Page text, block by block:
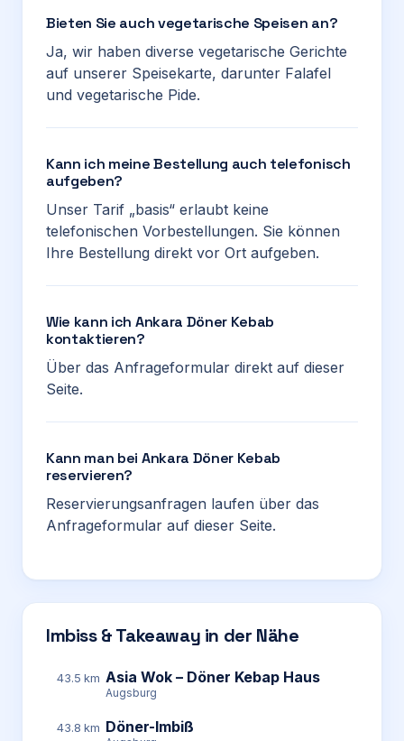
Bieten Sie auch vegetarische Speisen an?
Ja, wir haben diverse vegetarische Gerichte
auf unserer Speisekarte, darunter Falafel
und vegetarische Pide.
Kann ich meine Bestellung auch telefonisch
aufgeben?
Unser Tarif „basis“ erlaubt keine
telefonischen Vorbestellungen. Sie können
Ihre Bestellung direkt vor Ort aufgeben.
Wie kann ich Ankara Döner Kebab
kontaktieren?
Über das Anfrageformular direkt auf dieser
Seite.
Kann man bei Ankara Döner Kebab
reservieren?
Reservierungsanfragen laufen über das
Anfrageformular auf dieser Seite.
Imbiss & Takeaway in der Nähe
43.5 km Asia Wok – Döner Kebap Haus
Augsburg
43.8 km Döner-Imbiß